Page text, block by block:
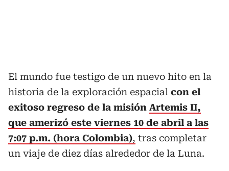
El mundo fue testigo de un nuevo hito en la
historia de la exploración espacial con el
exitoso regreso de la misión Artemis II,
que amerizó este viernes 10 de abril a las
7:07 p.m. (hora Colombia), tras completar
un viaje de diez días alrededor de la Luna.